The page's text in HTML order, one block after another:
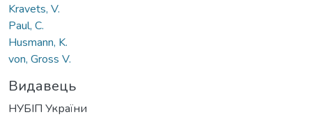
Kravets, V.
Paul, C.
Husmann, K.
von, Gross V.
Видавець
НУБІП України